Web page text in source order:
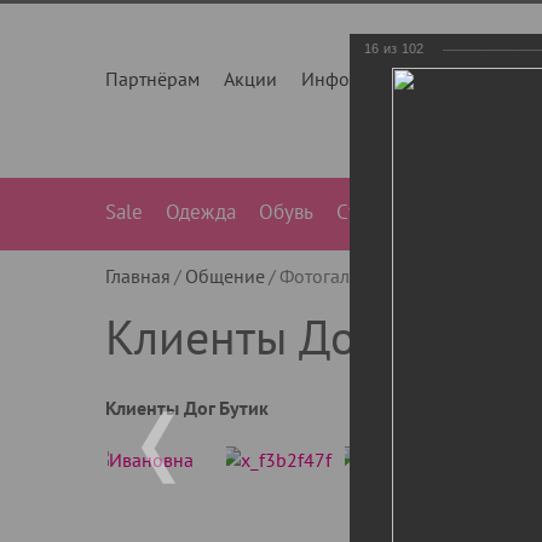
Партнёрам Акции Инфо О нас
Sale Одежда Обувь Сумки
Главная Общение Фотогалерея
Клиенты Дог Бутик
Клиенты Дог Бутик
16 из 102